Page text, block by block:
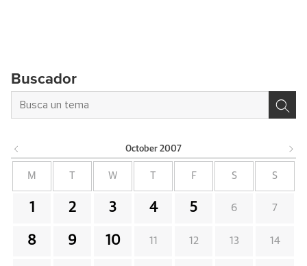
Buscador
October 2007
M W F S S
1 2 3 4 5 6 7
8 9 10 11 12 13 14